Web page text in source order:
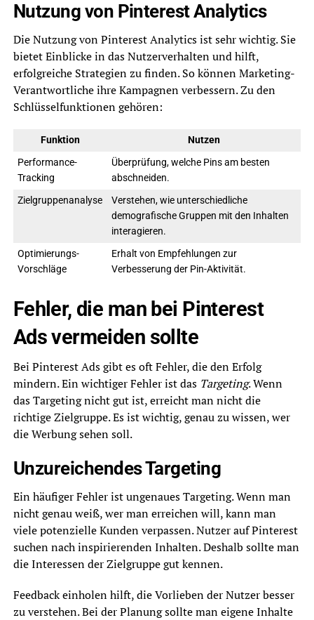
Nutzung von Pinterest Analytics
Die Nutzung von Pinterest Analytics ist sehr wichtig. Sie
bietet Einblicke in das Nutzerverhalten und hilft,
erfolgreiche Strategien zu finden. So können Marketing-
Verantwortliche ihre Kampagnen verbessern. Zu den
Schlüsselfunktionen gehören:
Funktion
Nutzen
Performance-
Tracking
Überprüfung, welche Pins am besten
abschneiden.
Zielgruppenanalyse
Verstehen, wie unterschiedliche
demografische Gruppen mit den Inhalten
interagieren.
Optimierungs-
Vorschläge
Erhalt von Empfehlungen zur
Verbesserung der Pin-Aktivität.
Fehler, die man bei Pinterest
Ads vermeiden sollte
Bei Pinterest Ads gibt es oft Fehler, die den Erfolg
mindern. Ein wichtiger Fehler ist das Targeting. Wenn
das Targeting nicht gut ist, erreicht man nicht die
richtige Zielgruppe. Es ist wichtig, genau zu wissen, wer
die Werbung sehen soll.
Unzureichendes Targeting
Ein häufiger Fehler ist ungenaues Targeting. Wenn man
nicht genau weiß, wer man erreichen will, kann man
viele potenzielle Kunden verpassen. Nutzer auf Pinterest
suchen nach inspirierenden Inhalten. Deshalb sollte man
die Interessen der Zielgruppe gut kennen.
Feedback einholen hilft, die Vorlieben der Nutzer besser
zu verstehen. Bei der Planung sollte man eigene Inhalte